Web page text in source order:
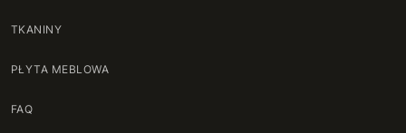
TKANINY
PŁYTA MEBLOWA
FAQ